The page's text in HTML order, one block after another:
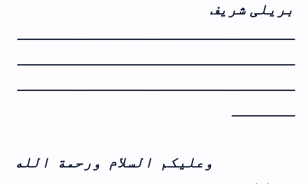
بریلی شریف
ـــــــــــــــــــــــــــــــ
ـــــــــــــــــــــــــــــــ
ـــــــــــــــــــــــــــــــ
ـــــــ
وعلیکم السلام ورحمة الله